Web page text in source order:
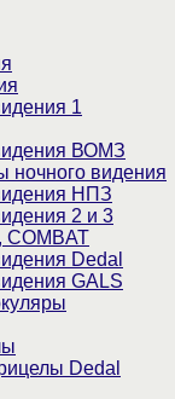
1
ВОМЗ
видения
НПЗ
2 и 3
COMBAT
Dedal
GALS
Dedal